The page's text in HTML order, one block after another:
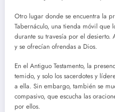
Otro lugar donde se encuentra la
Tabernáculo, una tienda móvil que
durante su travesía por el desierto.
y se ofrecían ofrendas a Dios.
En el Antiguo Testamento, la
temido, y solo los sacerdotes y
a ella. Sin embargo, también se
compasivo, que escucha las
por ellos.